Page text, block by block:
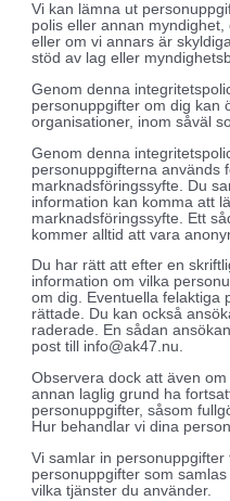
Vi kan lämna ut
polis eller annan
eller om vi annars är
stöd av lag eller
Genom denna
personuppgifter om dig kan
organisationer, inom såväl
Genom denna
personuppgifterna används
marknadsföringssyfte. Du
information kan komma att
marknadsföringssyfte. Ett
kommer alltid att vara
Du har rätt att efter en
information om vilka
om dig. Eventuella felaktiga
rättade. Du kan också
raderade. En sådan
post till info@ak47.nu.
Observera dock att även
annan laglig grund ha
personuppgifter, såsom
Hur behandlar vi dina
Vi samlar in personuppgifter
personuppgifter som
vilka tjänster du använder.